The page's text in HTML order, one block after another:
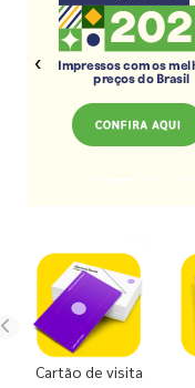
Previous
Cartão de visita